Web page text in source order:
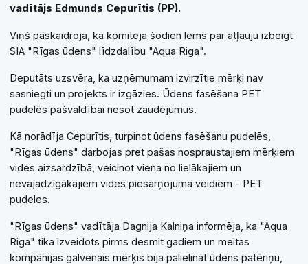
vadītājs Edmunds Cepurītis (PP).
Viņš paskaidroja, ka komiteja šodien lems par atļauju izbeigt
SIA "Rīgas ūdens" līdzdalību "Aqua Riga".
Deputāts uzsvēra, ka uzņēmumam izvirzītie mērķi nav
sasniegti un projekts ir izgāzies. Ūdens fasēšana PET
pudelēs pašvaldībai nesot zaudējumus.
Kā norādīja Cepurītis, turpinot ūdens fasēšanu pudelēs,
"Rīgas ūdens" darbojas pret pašas nospraustajiem mērķiem
vides aizsardzībā, veicinot viena no lielākajiem un
nevajadzīgākajiem vides piesārņojuma veidiem - PET
pudeles.
"Rīgas ūdens" vadītāja Dagnija Kalniņa informēja, ka "Aqua
Riga" tika izveidots pirms desmit gadiem un meitas
kompānijas galvenais mērķis bija palielināt ūdens patēriņu,